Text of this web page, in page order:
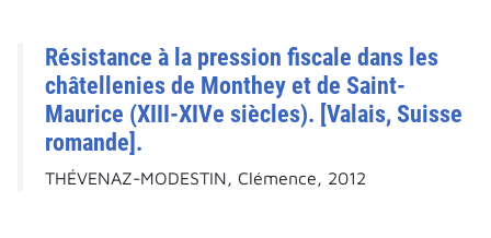
Résistance à la pression fiscale dans les
châtellenies de Monthey et de Saint-
Maurice (XIII-XIVe siècles). [Valais, Suisse
romande].
THÉVENAZ-MODESTIN, Clémence, 2012